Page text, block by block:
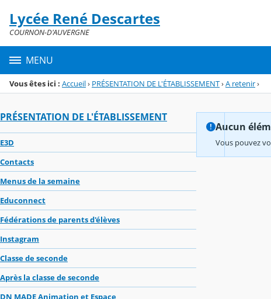
Menu de la rubrique
Contenu
Lycée René Descartes
COURNON-D'AUVERGNE
MENU
Vous êtes ici : Accueil› PRÉSENTATION DE L'ÉTABLISSEMENT›A retenir›
PRÉSENTATION DE L'ÉTABLISSEMENT
E3D
Contacts
Menus de la semaine
Educonnect
Fédérations de parents d'élèves
Instagram
Classe de seconde
Après la classe de seconde
DN MADE Animation et Espace
Aucun
Vous pouvez